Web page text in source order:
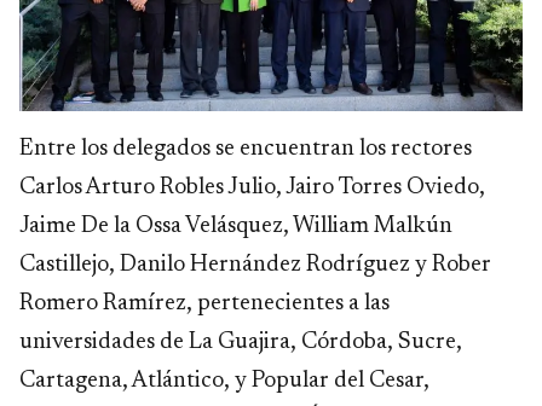
Entre los delegados se encuentran los rectores
Carlos Arturo Robles Julio, Jairo Torres Oviedo,
Jaime De la Ossa Velásquez, William Malkún
Castillejo, Danilo Hernández Rodríguez y Rober
Romero Ramírez, pertenecientes a las
universidades de La Guajira, Córdoba, Sucre,
Cartagena, Atlántico, y Popular del Cesar,